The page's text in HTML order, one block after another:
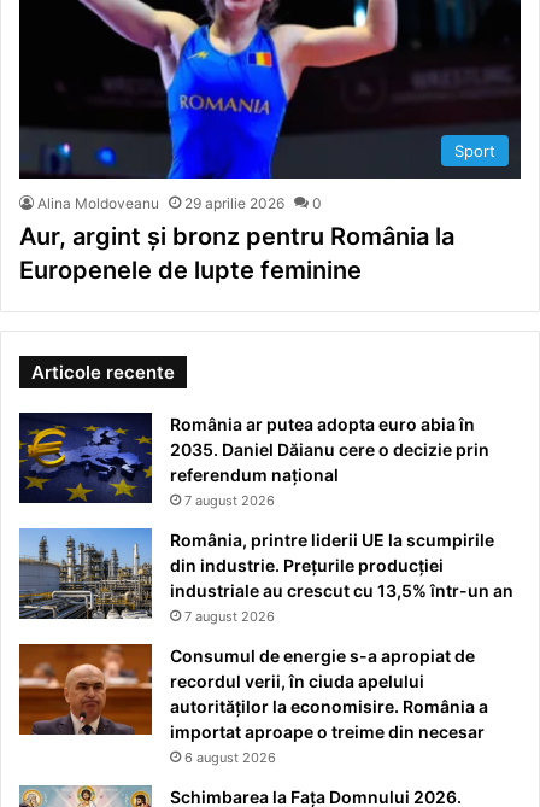
Sport
Alina Moldoveanu 29 aprilie 2026 0
Aur, argint și bronz pentru România la
Europenele de lupte feminine
Articole recente
România ar putea adopta euro abia în
2035. Daniel Dăianu cere o decizie prin
referendum național
7 august 2026
România, printre liderii UE la scumpirile
din industrie. Prețurile producției
industriale au crescut cu 13,5% într-un an
7 august 2026
Consumul de energie s-a apropiat de
recordul verii, în ciuda apelului
autorităților la economisire. România a
importat aproape o treime din necesar
6 august 2026
Schimbarea la Fața Domnului 2026.